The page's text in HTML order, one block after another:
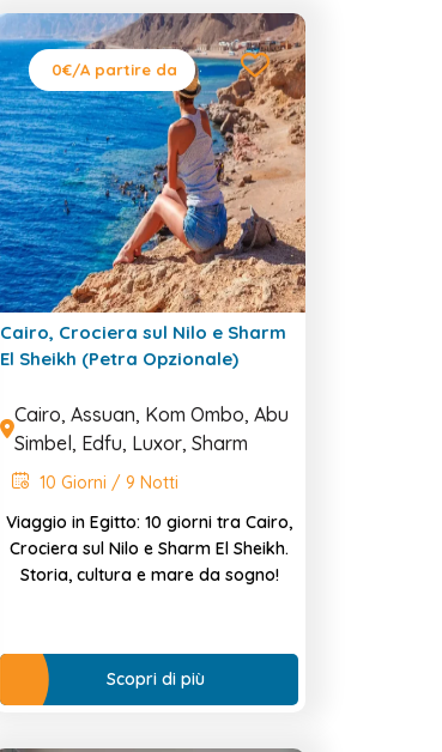
0€/A partire da
Cairo, Crociera sul Nilo e Sharm
El Sheikh (Petra Opzionale)
Cairo, Assuan, Kom Ombo, Abu
Simbel, Edfu, Luxor, Sharm
10 Giorni / 9 Notti
Viaggio in Egitto: 10 giorni tra Cairo,
Crociera sul Nilo e Sharm El Sheikh.
Storia, cultura e mare da sogno!
Scopri di più